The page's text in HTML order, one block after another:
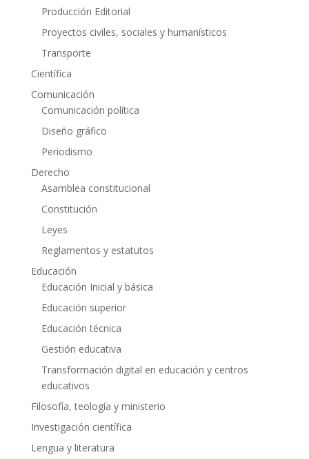
Producción Editorial
Proyectos civiles, sociales y humanísticos
Transporte
Científica
Comunicación
Comunicación política
Diseño gráfico
Periodismo
Derecho
Asamblea constitucional
Constitución
Leyes
Reglamentos y estatutos
Educación
Educación Inicial y básica
Educación superior
Educación técnica
Gestión educativa
Transformación digital en educación y centros
educativos
Filosofía, teología y ministerio
Investigación científica
Lengua y literatura